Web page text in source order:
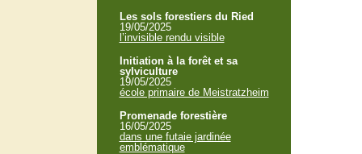
Les sols forestiers du Ried
19/05/2025
l’invisible rendu visible
Initiation à la forêt et sa
sylviculture
19/05/2025
école primaire de Meistratzheim
Promenade forestière
16/05/2025
dans une futaie jardinée
emblématique